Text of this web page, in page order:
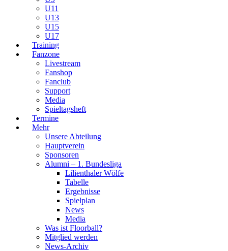
U11
U13
U15
U17
Training
Fanzone
Livestream
Fanshop
Fanclub
Support
Media
Spieltagsheft
Termine
Mehr
Unsere Abteilung
Hauptverein
Sponsoren
Alumni – 1. Bundesliga
Lilienthaler Wölfe
Tabelle
Ergebnisse
Spielplan
News
Media
Was ist Floorball?
Mitglied werden
News-Archiv